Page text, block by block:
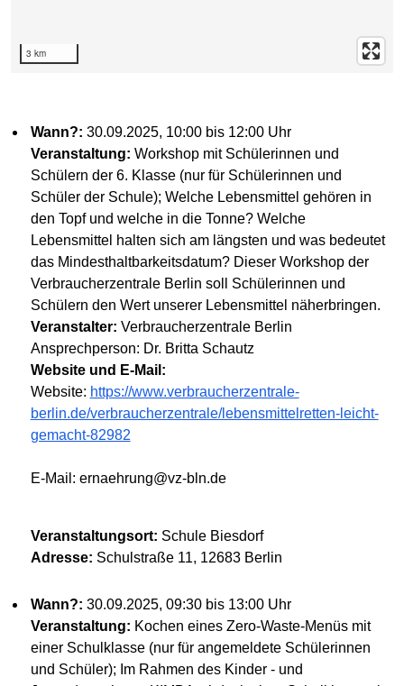
3 km
Wann?: 30.09.2025, 10:00 bis 12:00 Uhr
Veranstaltung: Workshop mit Schülerinnen und
Schülern der 6. Klasse (nur für Schülerinnen und
Schüler der Schule); Welche Lebensmittel gehören in
den Topf und welche in die Tonne? Welche
Lebensmittel halten sich am längsten und was bedeutet
das Mindesthaltbarkeitsdatum? Dieser Workshop der
Verbraucherzentrale Berlin soll Schülerinnen und
Schülern den Wert unserer Lebensmittel näherbringen.
Veranstalter: Verbraucherzentrale Berlin
Ansprechperson: Dr. Britta Schautz
Website und E-Mail:
Website: https://www.verbraucherzentrale-
berlin.de/verbraucherzentrale/lebensmittelretten-leicht-
gemacht-82982
E-Mail: ernaehrung@vz-bln.de
Veranstaltungsort: Schule Biesdorf
Adresse: Schulstraße 11, 12683 Berlin
Wann?: 30.09.2025, 09:30 bis 13:00 Uhr
Veranstaltung: Kochen eines Zero-Waste-Menüs mit
einer Schulklasse (nur für angemeldete Schülerinnen
und Schüler); Im Rahmen des Kinder - und